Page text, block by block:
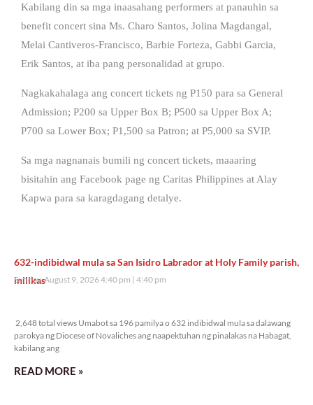
Kabilang din sa mga inaasahang performers at panauhin sa
benefit concert sina Ms. Charo Santos, Jolina Magdangal,
Melai Cantiveros-Francisco, Barbie Forteza, Gabbi Garcia,
Erik Santos, at iba pang personalidad at grupo.
Nagkakahalaga ang concert tickets ng P150 para sa General
Admission; P200 sa Upper Box B; P500 sa Upper Box A;
P700 sa Lower Box; P1,500 sa Patron; at P5,000 sa SVIP.
Sa mga nagnanais bumili ng concert tickets, maaaring
bisitahin ang Facebook page ng Caritas Philippines at Alay
Kapwa para sa karagdagang detalye.
632-indibidwal mula sa San Isidro Labrador at Holy Family parish,
inilikas
Sunday, August 9, 2026 4:40 pm 4:40 pm
2,648 total views Umabot sa 196 pamilya o 632 indibidwal mula sa dalawang
parokya ng Diocese of Novaliches ang naapektuhan ng pinalakas na Habagat,
kabilang ang
READ MORE »